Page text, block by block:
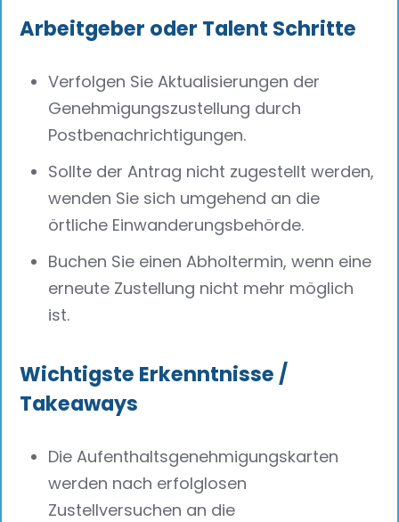
Arbeitgeber oder Talent Schritte
Verfolgen Sie Aktualisierungen der
Genehmigungszustellung durch
Postbenachrichtigungen.
Sollte der Antrag nicht zugestellt werden,
wenden Sie sich umgehend an die
örtliche Einwanderungsbehörde.
Buchen Sie einen Abholtermin, wenn eine
erneute Zustellung nicht mehr möglich
ist.
Wichtigste Erkenntnisse /
Takeaways
Die Aufenthaltsgenehmigungskarten
werden nach erfolglosen
Zustellversuchen an die